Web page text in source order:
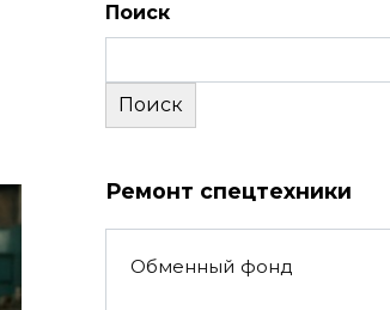
Поиск
Поиск
Ремонт спецтехники
Обменный фонд